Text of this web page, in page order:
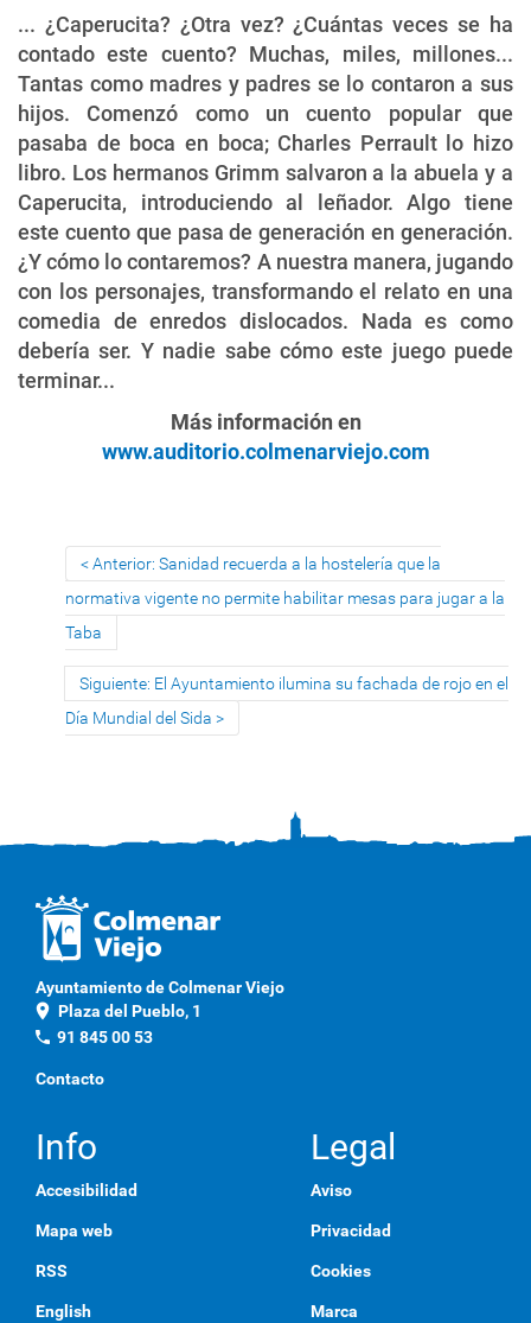
... ¿Caperucita? ¿Otra vez? ¿Cuántas veces se ha
contado este cuento? Muchas, miles, millones...
Tantas como madres y padres se lo contaron a sus
hijos. Comenzó como un cuento popular que
pasaba de boca en boca; Charles Perrault lo hizo
libro. Los hermanos Grimm salvaron a la abuela y a
Caperucita, introduciendo al leñador. Algo tiene
este cuento que pasa de generación en generación.
¿Y cómo lo contaremos? A nuestra manera, jugando
con los personajes, transformando el relato en una
comedia de enredos dislocados. Nada es como
debería ser. Y nadie sabe cómo este juego puede
terminar...
Más información en
www.auditorio.colmenarviejo.com
Anterior: Sanidad recuerda a la hostelería que la
normativa vigente no permite habilitar mesas para jugar a la
Taba
Siguiente: El Ayuntamiento ilumina su fachada de rojo en el
Día Mundial del Sida
Ayuntamiento de Colmenar Viejo
location_on Plaza del Pueblo, 1
phone 91 845 00 53
Contacto
Info
Accesibilidad
Mapa web
RSS
English
Legal
Aviso
Privacidad
Cookies
Marca